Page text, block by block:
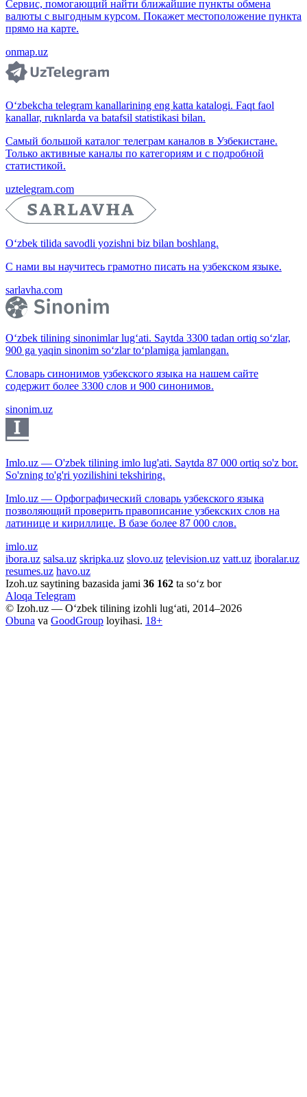
Сервис, помогающий найти ближайшие пункты обмена
валюты с выгодным курсом. Покажет местоположение пункта
прямо на карте.
onmap.uz
O‘zbekcha telegram kanallarining eng katta katalogi. Faqt faol
kanallar, ruknlarda va batafsil statistikasi bilan.
Самый большой каталог телеграм каналов в Узбекистане.
Только активные каналы по категориям и с подробной
статистикой.
uztelegram.com
O‘zbek tilida savodli yozishni biz bilan boshlang.
С нами вы научитесь грамотно писать на узбекском языке.
sarlavha.com
O‘zbek tilining sinonimlar lug‘ati. Saytda 3300 tadan ortiq so‘zlar,
900 ga yaqin sinonim so‘zlar to‘plamiga jamlangan.
Словарь синонимов узбекского языка на нашем сайте
содержит более 3300 слов и 900 синонимов.
sinonim.uz
Imlo.uz — O'zbek tilining imlo lug'ati. Saytda 87 000 ortiq so'z bor.
So'zning to'g'ri yozilishini tekshiring.
Imlo.uz — Орфографический словарь узбекского языка
позволяющий проверить правописание узбекских слов на
латинице и кириллице. В базе более 87 000 слов.
imlo.uz
ibora.uz salsa.uz skripka.uz slovo.uz television.uz vatt.uz iboralar.uz
resumes.uz havo.uz
Izoh.uz saytining bazasida jami 36 162 ta so‘z bor
Aloqa Telegram
© Izoh.uz — O‘zbek tilining izohli lug‘ati, 2014–2026
Obuna va GoodGroup loyihasi. 18+